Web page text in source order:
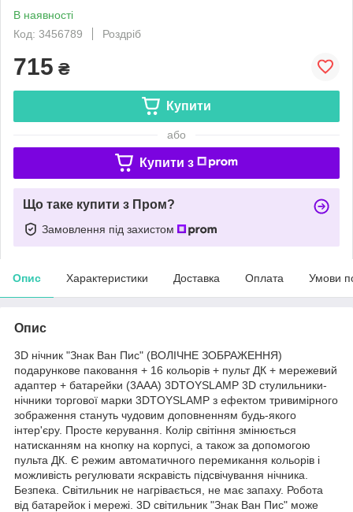
В наявності
Код: 3456789
Роздріб
715 ₴
Купити
або
Купити з
Що таке купити з Пром?
Замовлення під захистом
Опис Характеристики Доставка Оплата Умови
Опис
3D нічник "Знак Ван Пис" (ВОЛІЧНЕ ЗОБРАЖЕННЯ)
подарункове паковання + 16 кольорів + пульт ДК + мережевий
адаптер + батарейки (3ААА) 3DTOYSLAMP 3D стулильники-
нічники торгової марки 3DTOYSLAMP з ефектом тривимірного
зображення стануть чудовим доповненням будь-якого
інтер'єру. Просте керування. Колір світіння змінюється
натисканням на кнопку на корпусі, а також за допомогою
пульта ДК. Є режим автоматичного перемикання кольорів і
можливість регулювати яскравість підсвічування нічника.
Безпека. Світильник не нагрівається, не має запаху. Робота
від батарейок і мережі. 3D світильник "Знак Ван Пис" може